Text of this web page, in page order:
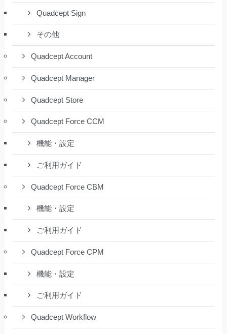
Quadcept Sign
その他
Quadcept Account
Quadcept Manager
Quadcept Store
Quadcept Force CCM
機能・設定
ご利用ガイド
Quadcept Force CBM
機能・設定
ご利用ガイド
Quadcept Force CPM
機能・設定
ご利用ガイド
Quadcept Workflow